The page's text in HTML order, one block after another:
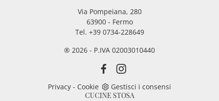
Via Pompeiana, 280
63900 - Fermo
Tel. +39 0734-228649
® 2026 - P.IVA 02003010440
Privacy - Cookie
Gestisci i consensi
CUCINE STOSA